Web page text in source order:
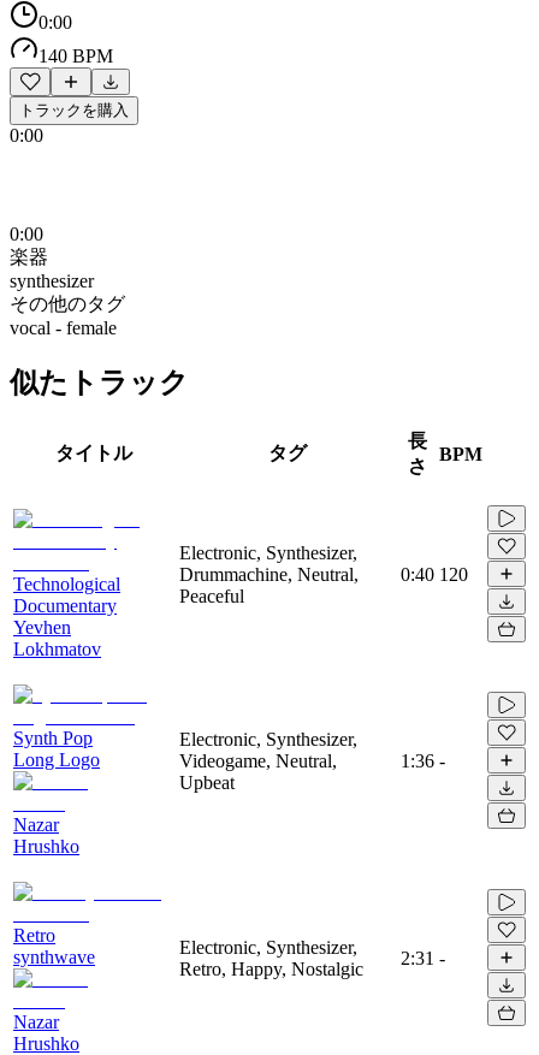
0:00
140 BPM
トラックを購入
0:00
0:00
楽器
synthesizer
その他のタグ
vocal - female
似たトラック
タイトル タグ
長
さ
BPM
Technological
Documentary
Yevhen
Lokhmatov
Electronic, Synthesizer,
Drummachine, Neutral,
Peaceful
0:40 120
Synth Pop
Long Logo
Nazar
Hrushko
Electronic, Synthesizer,
Videogame, Neutral,
Upbeat
1:36 -
Retro
synthwave
Nazar
Hrushko
Electronic, Synthesizer,
Retro, Happy, Nostalgic
2:31 -